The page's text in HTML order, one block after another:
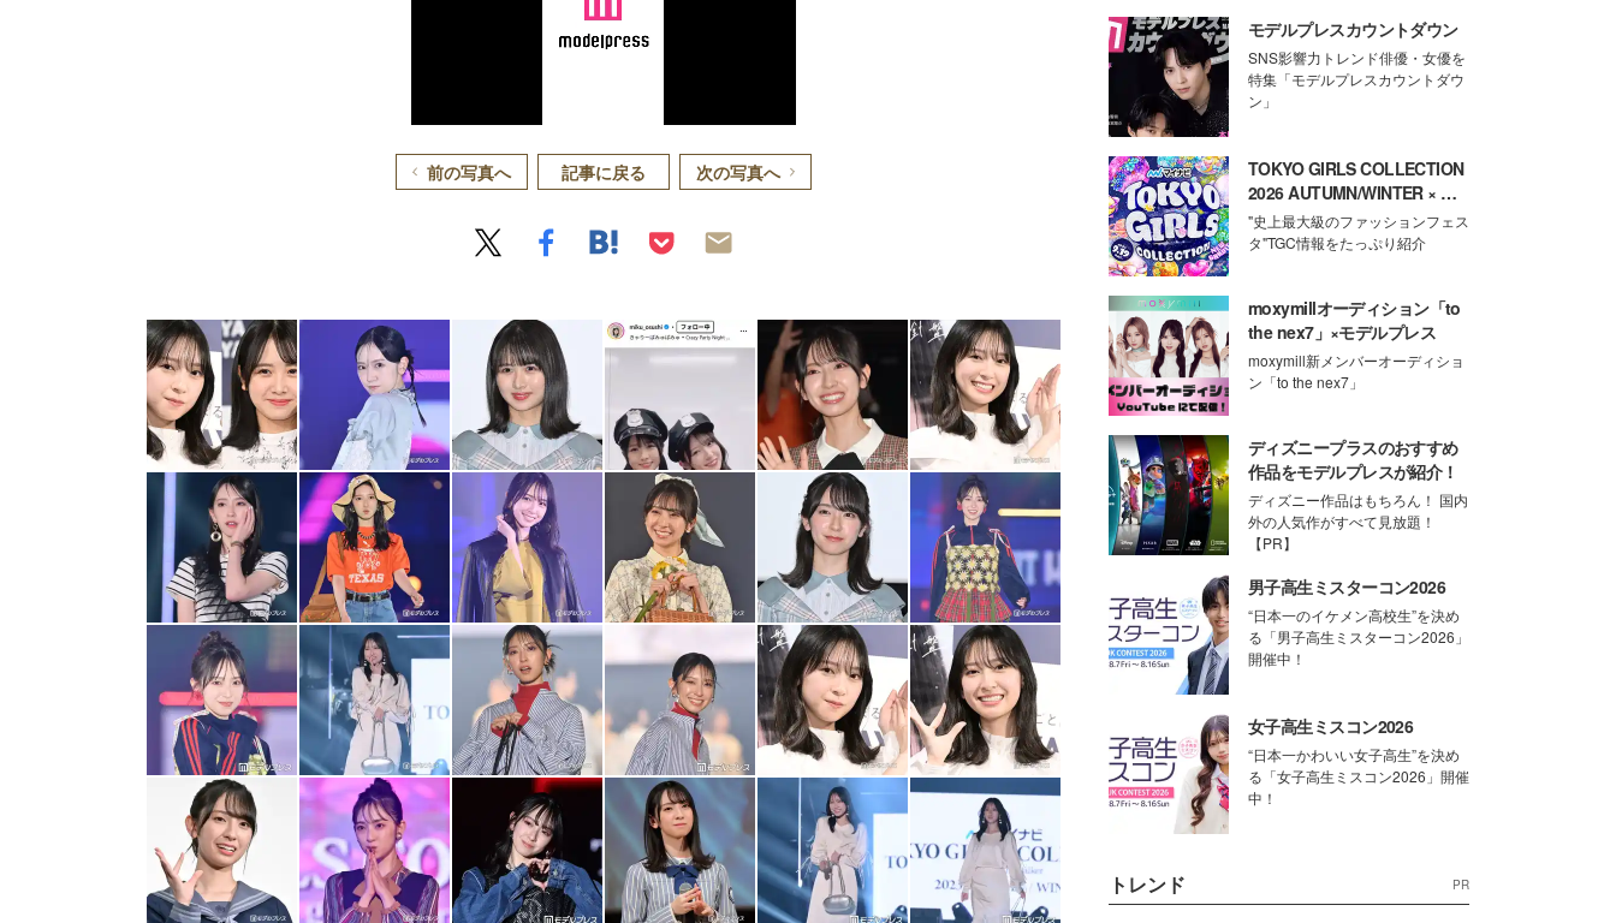
前の写真へ 記事に戻る 次の写真へ
モデルプレスカウントダウン
SNS影響力トレンド俳優・女優を
特集「モデルプレスカウントダウ
ン」
TOKYO GIRLS COLLECTION
2026 AUTUMN/WINTER × モ
デルプレス
"史上最大級のファッションフェス
タ"TGC情報をたっぷり紹介
moxymillオーディション「to
the nex7」×モデルプレス
moxymill新メンバーオーディショ
ン「to the nex7」
ディズニープラスのおすすめ
作品をモデルプレスが紹介！
ディズニー作品はもちろん！ 国内
外の人気作がすべて見放題！
【PR】
男子高生ミスターコン2026
“日本一のイケメン高校生”を決め
る「男子高生ミスターコン2026」
開催中！
女子高生ミスコン2026
“日本一かわいい女子高生”を決め
る「女子高生ミスコン2026」開催
中！
トレンド PR